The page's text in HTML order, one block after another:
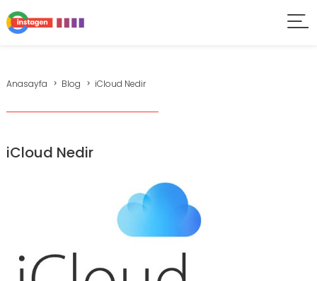
Anasayfa Blog iCloud Nedir
iCloud Nedir